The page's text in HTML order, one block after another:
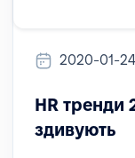
2020-01-24
HR тренди
здивують